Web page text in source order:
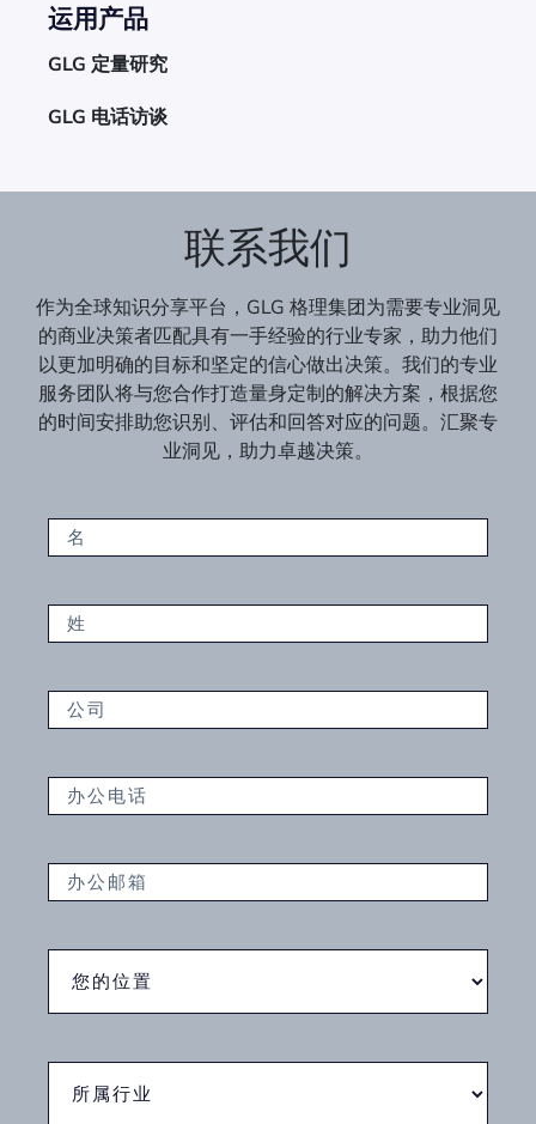
运用产品
GLG 定量研究
GLG 电话访谈
联系我们
作为全球知识分享平台，GLG 格理集团为需要专业洞见
的商业决策者匹配具有一手经验的行业专家，助力他们
以更加明确的目标和坚定的信心做出决策。我们的专业
服务团队将与您合作打造量身定制的解决方案，根据您
的时间安排助您识别、评估和回答对应的问题。汇聚专
业洞见，助力卓越决策。